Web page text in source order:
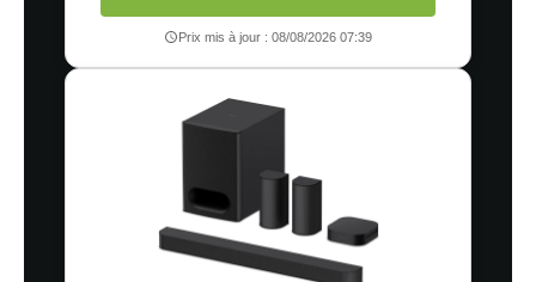
Prix mis à jour : 08/08/2026 07:39